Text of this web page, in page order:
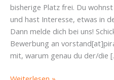
bisherige Platz frei. Du
und hast Interesse, etwas in
Dann melde dich bei uns!
Bewerbung an
mit, warum genau du der/die